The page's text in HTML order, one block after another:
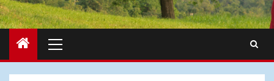
Menu